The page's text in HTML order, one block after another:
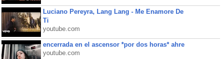
Luciano Pereyra, Lang Lang - Me Enamore De
Ti
youtube.com
encerrada en el ascensor *por dos horas* ahre
youtube.com